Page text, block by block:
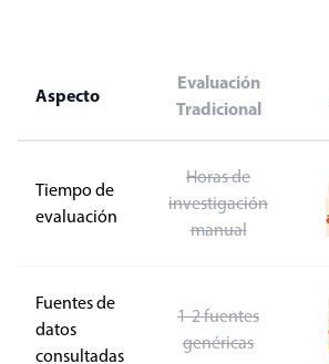
Aspecto
Evaluación
Tradicional
Tiempo de
evaluación
Horas de
investigación
manual
Fuentes de
datos
consultadas
1-2 fuentes
genéricas